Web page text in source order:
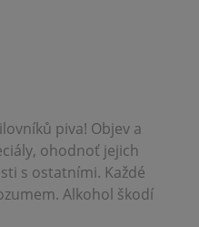
piva! Objev a
ohodnoť jejich
s ostatními. Každé
Alkohol škodí